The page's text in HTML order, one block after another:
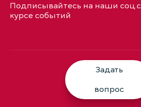
Подписывайтесь на наши
курсе событий
Задать
вопрос